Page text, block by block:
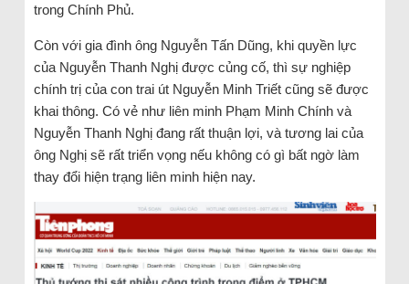
trong Chính Phủ.
Còn với gia đình ông Nguyễn Tấn Dũng, khi quyền lực
của Nguyễn Thanh Nghị được củng cố, thì sự nghiệp
chính trị của con trai út Nguyễn Minh Triết cũng sẽ được
khai thông. Có vẻ như liên minh Phạm Minh Chính và
Nguyễn Thanh Nghị đang rất thuận lợi, và tương lai của
ông Nghị sẽ rất triển vọng nếu không có gì bất ngờ làm
thay đổi hiện trạng liên minh hiện nay.